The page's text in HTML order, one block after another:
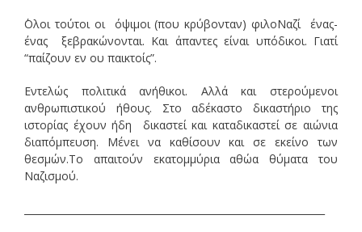
΄Ολοι τούτοι οι όψιμοι (που κρύβονταν) φιλοΝαζί ένας-
ένας ξεβρακώνονται. Και άπαντες είναι υπόδικοι. Γιατί
“παίζουν εν ου παικτοίς”.
Εντελώς πολιτικά ανήθικοι. Αλλά και στερούμενοι
ανθρωπιστικού ήθους. Στο αδέκαστο δικαστήριο της
ιστορίας έχουν ήδη δικαστεί και καταδικαστεί σε αιώνια
διαπόμπευση. Μένει να καθίσουν και σε εκείνο των
θεσμών.Το απαιτούν εκατομμύρια αθώα θύματα του
Ναζισμού.